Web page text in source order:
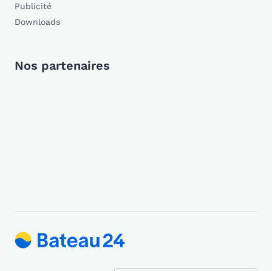
Publicité
Downloads
Nos partenaires